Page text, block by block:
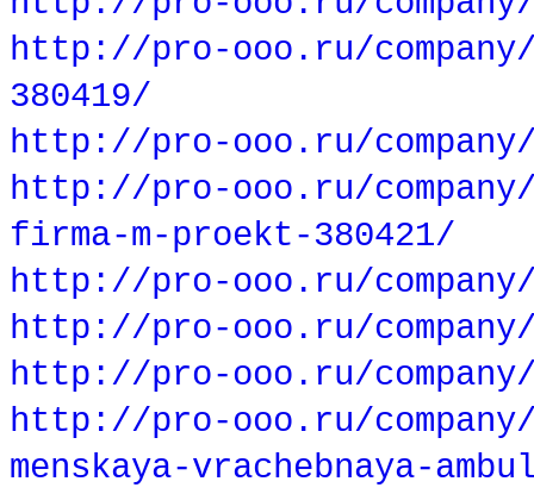
http://pro-ooo.ru/company/
380419/
http://pro-ooo.ru/company/
http://pro-ooo.ru/
firma-m-proekt-380421/
http://pro-ooo.ru/
http://pro-ooo.ru/company/
http://pro-ooo.ru/company/
http://pro-ooo.ru/
menskaya-vrachebnaya-